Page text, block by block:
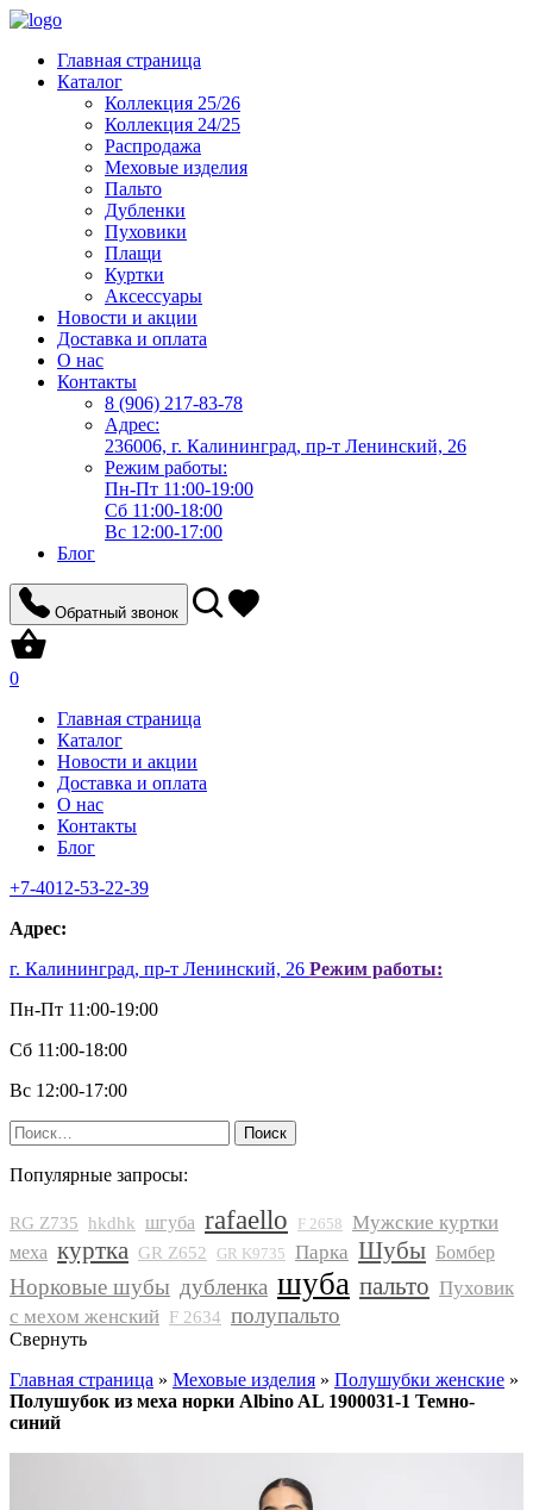
Главная страница
Каталог
Коллекция 25/26
Коллекция 24/25
Распродажа
Меховые изделия
Пальто
Дубленки
Пуховики
Плащи
Куртки
Аксессуары
Новости и акции
Доставка и оплата
О нас
Контакты
8 (906) 217-83-78
Адрес:
236006, г. Калининград, пр-т Ленинский, 26
Режим работы:
Пн-Пт 11:00-19:00
Сб 11:00-18:00
Вс 12:00-17:00
Блог
Обратный звонок
0
Главная страница
Каталог
Новости и акции
Доставка и оплата
О нас
Контакты
Блог
+7-4012-53-22-39
Aдрес:
г. Калининград, пр-т Ленинский, 26 Режим работы:
Пн-Пт 11:00-19:00
Сб 11:00-18:00
Вс 12:00-17:00
Найти:
Популярные запросы:
RG Z735 hkdhk шгуба rafaello F 2658 Мужские куртки
меха куртка GR Z652 GR K9735 Парка Шубы Бомбер
Норковые шубы дубленка шуба пальто Пуховик
с мехом женский F 2634 полупальто
Свернуть
Главная страница » Меховые изделия » Полушубки женские »
Полушубок из меха норки Albino AL 1900031-1 Темно-
синий